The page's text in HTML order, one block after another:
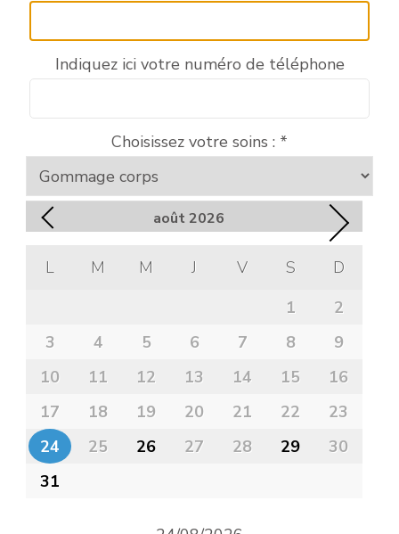
Indiquez ici votre numéro de téléphone
Choisissez votre soins : *
août2026
L M M J V S
D
1
2
3
4 5 6 7 8
9
10
11 12 13 14 15
16
17
18 19 20 21 22
23
24
25 26 27 28 29
30
31